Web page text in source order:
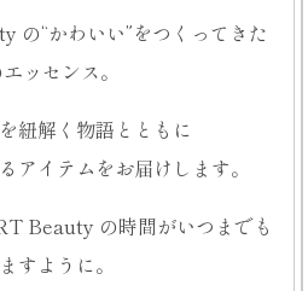
の“かわいい”をつくってきた
ッセンス。
紐解く 物語とともに
アイテムをお届けします。
Beauty の時間がいつまでも
すように。